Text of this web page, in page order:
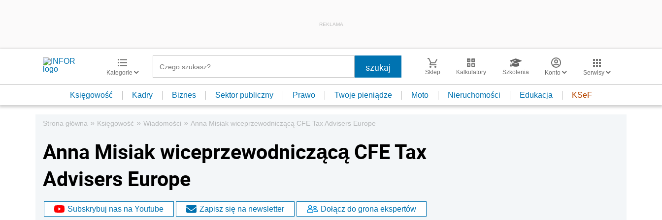
REKLAMA
Kategorie Sklep Kalkulatory Szkolenia Konto Serwisy
Księgowość Kadry Biznes Sektor publiczny Prawo Twoje pieniądze Moto Nieruchomości Edukacja KSeF
Strona główna » Księgowość » Wiadomości » Anna Misiak wiceprzewodniczącą CFE Tax Advisers Europe
Anna Misiak wiceprzewodniczącą CFE Tax
Advisers Europe
Subskrybuj nas na Youtube Zapisz się na newsletter Dołącz do grona ekspertów